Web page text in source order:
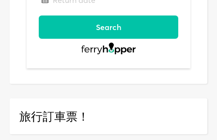
旅行訂車票！